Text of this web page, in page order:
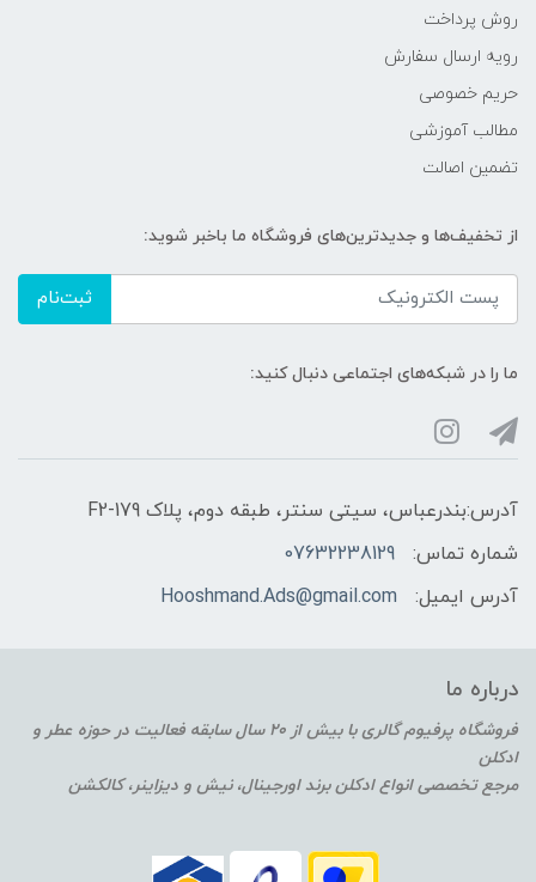
روش پرداخت
رویه ارسال سفارش
حریم خصوصی
مطالب آموزشی
تضمین اصالت
از تخفیف‌ها و جدیدترین‌های فروشگاه ما باخبر شوید:
ثبت‌نام
ما را در شبکه‌های اجتماعی دنبال کنید:
آدرس:بندرعباس، سیتی سنتر، طبقه دوم، پلاک F2-179
شماره تماس:
07632238129
آدرس ایمیل:
Hooshmand.Ads@gmail.com
درباره ما
فروشگاه پرفیوم گالری با بیش از 20 سال سابقه فعالیت در حوزه عطر و
ادکلن
مرجع تخصصی انواع ادکلن برند اورجینال، نیش و دیزاینر، کالکشن